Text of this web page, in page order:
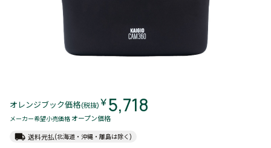
オレンジブック価格(税抜) ￥5,718
メーカー希望小売価格 オープン価格
local_shipping 送料元払(北海道・沖縄・離島は除く)